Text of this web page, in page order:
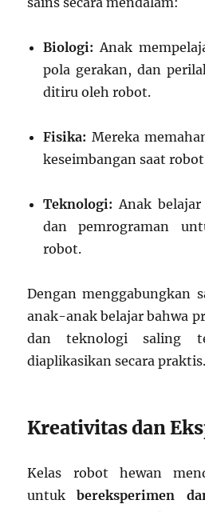
Biologi: Anak
pola gerakan, dan
ditiru oleh robot.
Fisika: Mereka
keseimbangan saat
Teknologi: Anak
dan pemrograman
robot.
Dengan menggabungkan
anak-anak belajar bahwa
dan teknologi saling
diaplikasikan secara praktis.
Kreativitas dan
Kelas robot hewan
untukbereksperimen